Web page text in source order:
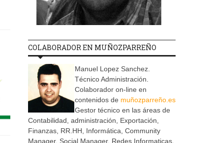
COLABORADOR EN MUÑOZPARREÑO
Manuel Lopez Sanchez.
Técnico Administración.
Colaborador on-line en
contenidos de muñozparreño.es
Gestor técnico en las áreas de
Contabilidad, administración, Exportación,
Finanzas, RR.HH, Informática, Community
Manager, Social Manager, Redes Informaticas.